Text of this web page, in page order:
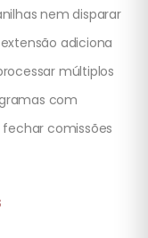
nem disparar
adiciona
múltiplos
com
comissões